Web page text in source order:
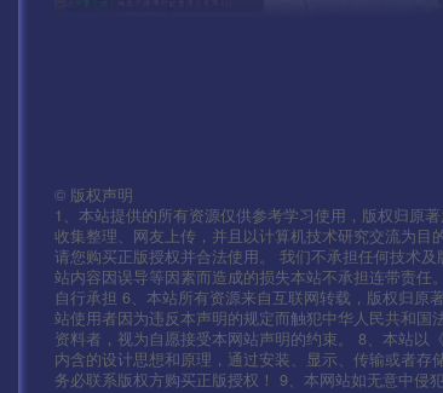
© 版权声明
1、本站提供的所有资源仅供参考学习使用，版权归原
收集整理、网友上传，并且以计算机技术研究交流为目
请您购买正版授权并合法使用。 我们不承担任何技术
站内容因误导等因素而造成的损失本站不承担连带责
自行承担 6、本站所有资源来自互联网转载，版权归原
站使用者因为违反本声明的规定而触犯中华人民共和
资料者，视为自愿接受本网站声明的约束。 8、本站以
内含的设计思想和原理，通过安装、显示、传输或者
务必联系版权方购买正版授权！ 9、本网站如无意中侵